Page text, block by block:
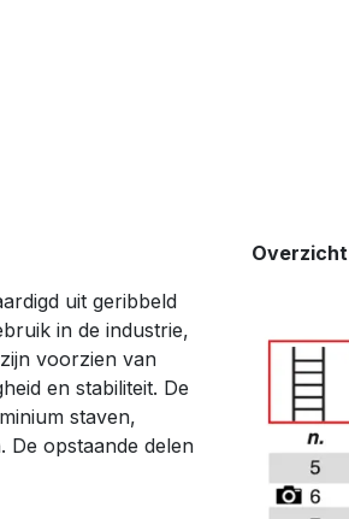
uit geribbeld
in de industrie,
voorzien van
en stabiliteit. De
staven,
opstaande delen
Overzicht